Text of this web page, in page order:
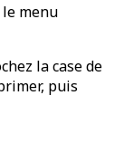
le menu
la case de
puis